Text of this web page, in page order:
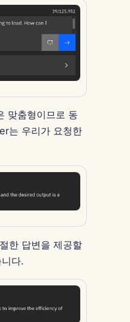
한국어
Português
Tiếng Việt
简体中文
繁體中文
맞춤형이므로 동
는 우리가 요청한
한 답변을 제공할
다.